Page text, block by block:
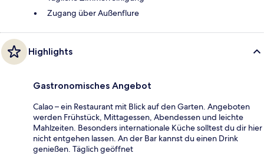
Zugang über Außenflure
Highlights
Gastronomisches Angebot
Calao – ein Restaurant mit Blick auf den Garten. Angeboten
werden Frühstück, Mittagessen, Abendessen und leichte
Mahlzeiten. Besonders internationale Küche solltest du dir hier
nicht entgehen lassen. An der Bar kannst du einen Drink
genießen. Täglich geöffnet